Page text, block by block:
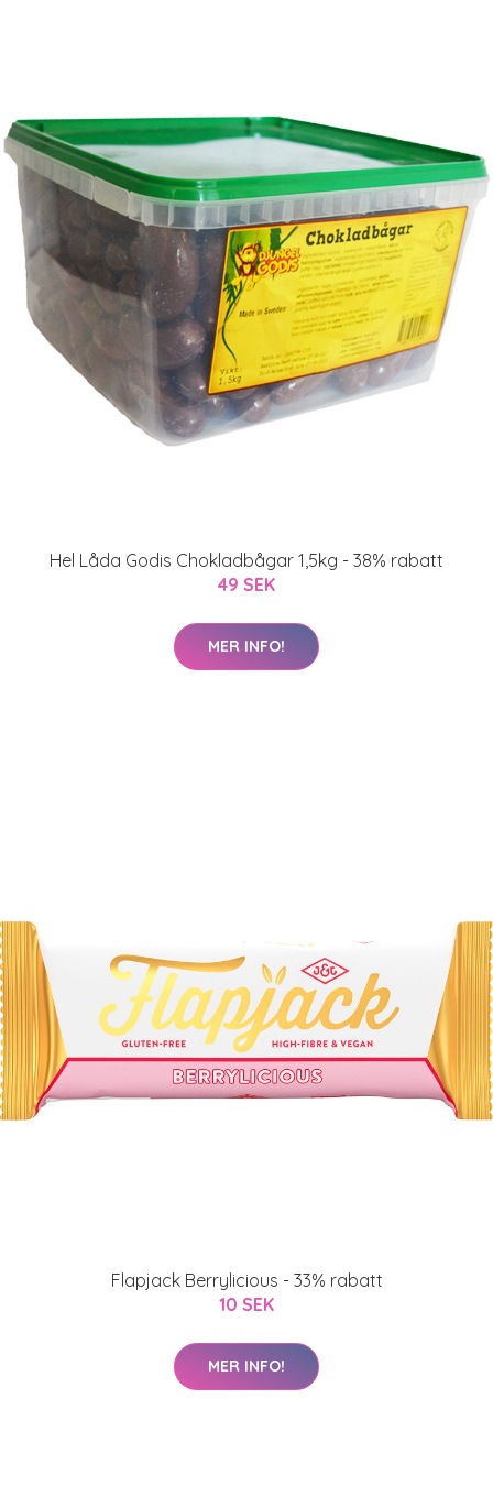
Hel Låda Godis Chokladbågar 1,5kg - 38% rabatt
49 SEK
MER INFO!
Flapjack Berrylicious - 33% rabatt
10 SEK
MER INFO!